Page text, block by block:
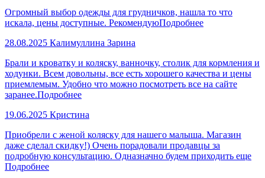
Огромный выбор одежды для грудничков, нашла то что
искала, цены доступные. РекомендуюПодробнее
28.08.2025 Калимуллина Зарина
Брали и кроватку и коляску, ванночку, столик для кормления и
ходунки. Всем довольны, все есть хорошего качества и цены
приемлемым. Удобно что можно посмотреть все на сайте
заранее.Подробнее
19.06.2025 Кристина
Приобрели с женой коляску для нашего малыша. Магазин
даже сделал скидку!) Очень порадовали продавцы за
подробную консультацию. Одназначно будем приходить еще
Подробнее